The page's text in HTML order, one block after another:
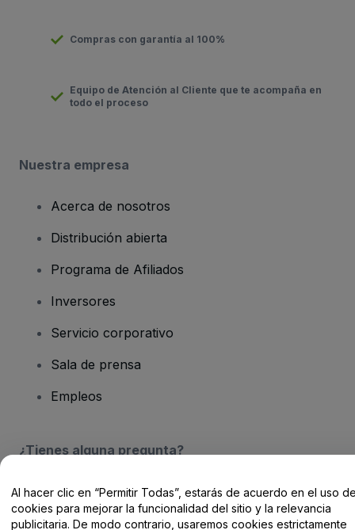
Compras con garantía al 100%
Equipo de Atención al Cliente que te acompaña en
todo el proceso
Nuestra empresa
Acerca de nosotros
Distribución abierta
Programa de Afiliados
Inversores
Servicio corporativo
Sala de prensa
Empleos
¿Tienes alguna pregunta?
Centro de Ayuda / Contacto
Al hacer clic en “Permitir Todas”, estarás de acuerdo en el uso
cookies para mejorar la funcionalidad del sitio y la relevancia
publicitaria. De modo contrario, usaremos cookies estrictamente